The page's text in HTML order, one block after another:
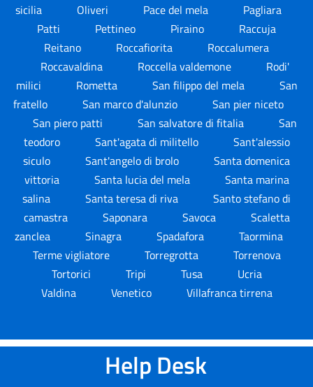
sicilia
Oliveri Pace del mela
Pagliara
Patti
Pettineo Piraino
Raccuja
Reitano
Roccafiorita
Roccalumera
Roccavaldina
Roccella valdemone
Rodi'
milici
Rometta San filippo del mela
San
fratello
San marco d'alunzio
San pier niceto
San piero patti
San salvatore di fitalia
San
teodoro
Sant'agata di militello
Sant'alessio
siculo
Sant'angelo di brolo
Santa domenica
vittoria
Santa lucia del mela
Santa marina
salina
Santa teresa di riva
Santo stefano di
camastra
Saponara Savoca
Scaletta
zanclea
Sinagra Spadafora
Taormina
Terme vigliatore
Torregrotta
Torrenova
Tortorici
Tripi Tusa
Ucria
Valdina
Venetico Villafranca tirrena
Help Desk